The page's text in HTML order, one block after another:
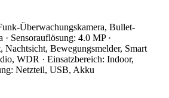
Überwachungskamera, Bullet-
Sensorauflösung: 4.0 MP ·
Nachtsicht, Bewegungsmelder, Smart
WDR · Einsatzbereich: Indoor,
Netzteil, USB, Akku